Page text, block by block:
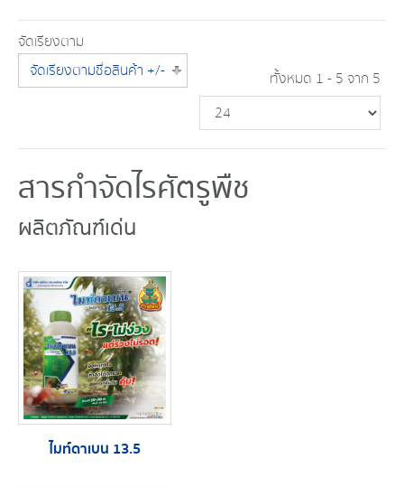
จัดเรียงตาม
จัดเรียงตามชื่อสินค้า +/-
ทั้งหมด 1 - 5 จาก 5
สารกำจัดไรศัตรูพืช
ผลิตภัณฑ์เด่น
ไมท์ดาเบน 13.5